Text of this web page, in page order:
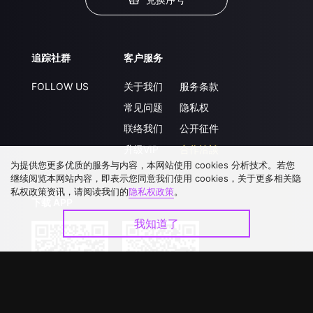
追踪社群
FOLLOW US
客户服务
关于我们
常见问题
联络我们
升级VIP
服务条款
隐私权
公开征件
合作洽談
为提供您更多优质的服务与内容，本网站使用 cookies 分析技术。若您
继续阅览本网站内容，即表示您同意我们使用 cookies，关于更多相关隐
私权政策资讯，请阅读我们的隐私权政策。
我知道了